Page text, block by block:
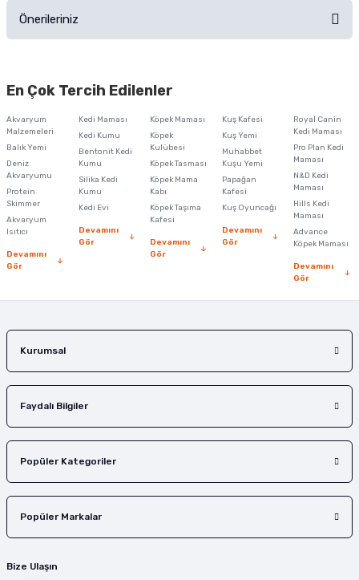
Önerileriniz
iletebilirsiniz.
Ürün resmi kalitesiz, bozuk veya görüntülenemiyor.
Ürün açıklamasında eksik bilgiler bulunuyor.
Ürün bilgilerinde hatalar bulunuyor.
Ürün fiyatı diğer sitelerden daha pahalı.
Bu ürüne benzer farklı alternatifler olmalı.
En Çok Tercih Edilenler
Akvaryum
Malzemeleri
Balık Yemi
Deniz
Akvaryumu
Protein
Skimmer
Akvaryum
Isıtıcı
Devamını
Gör
Kedi Maması
Kedi Kumu
Bentonit Kedi
Kumu
Silika Kedi
Kumu
Kedi Evi
Devamını
Gör
Köpek Maması
Köpek
Kulübesi
Köpek Tasması
Köpek Mama
Kabı
Köpek Taşıma
Kafesi
Devamını
Gör
Kuş Kafesi
Kuş Yemi
Muhabbet
Kuşu Yemi
Papağan
Kafesi
Kuş Oyuncağı
Devamını
Gör
Royal Canin
Kedi Maması
Pro Plan Kedi
Maması
N&D Kedi
Maması
Hills Kedi
Maması
Advance
Köpek Maması
Devamını
Gör
Kurumsal
Faydalı Bilgiler
Popüler Kategoriler
Popüler Markalar
Bize Ulaşın